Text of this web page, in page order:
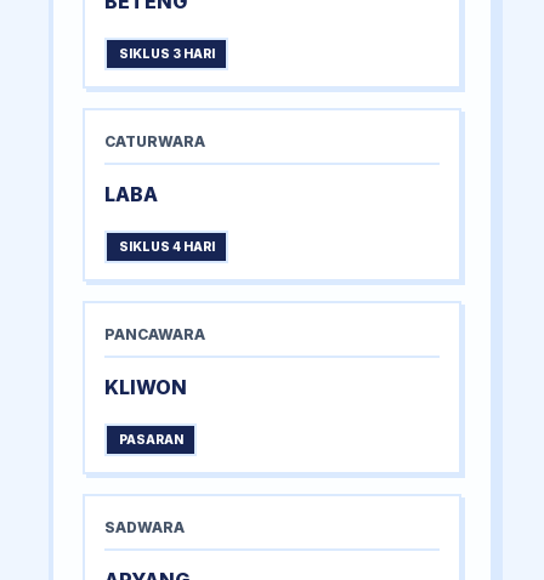
SIKLUS 3 HARI
CATURWARA
LABA
SIKLUS 4 HARI
PANCAWARA
KLIWON
PASARAN
SADWARA